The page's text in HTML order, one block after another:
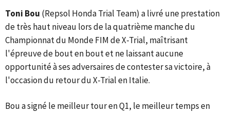
Toni Bou (Repsol Honda Trial Team) a livré une prestation
de très haut niveau lors de la quatrième manche du
Championnat du Monde FIM de X-Trial, maîtrisant
l'épreuve de bout en bout et ne laissant aucune
opportunité à ses adversaires de contester sa victoire, à
l'occasion du retour du X-Trial en Italie.
Bou a signé le meilleur tour en Q1, le meilleur temps en